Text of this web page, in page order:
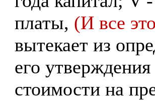
платы, (И все
вытекает из
его
стоимости на